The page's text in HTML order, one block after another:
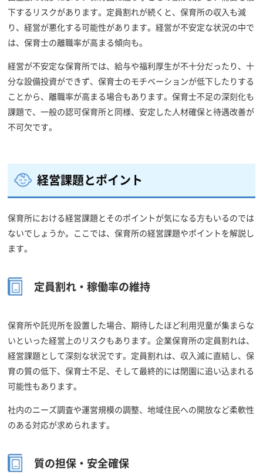
下するリスクがあります。定員割れが続くと、保育所の収入も減
り、経営が悪化する可能性があります。 経営が不安定な状況の中で
は、保育士の離職率が高まる傾向も。
経営が不安定な保育所では、給与や福利厚生が不十分だったり、十
分な設備投資ができず、保育士のモチベーションが低下したりする
ことから、離職率が高まる場合もあります。保育士不足の深刻化も
課題で、一般の認可保育所と同様、安定した人材確保と待遇改善が
不可欠です。
経営課題とポイント
保育所における経営課題とそのポイントが気になる方もいるのでは
ないでしょうか。ここでは、保育所の経営課題やポイントを解説し
ます。
定員割れ・稼働率の維持
保育所や託児所を設置した場合、期待したほど利用児童が集まらな
いといった経営上のリスクもあります。企業保育所の定員割れは、
経営課題として深刻な状況です。定員割れは、収入減に直結し、保
育の質の低下、保育士不足、そして最終的には閉園に追い込まれる
可能性もあります。
社内のニーズ調査や運営規模の調整、地域住民への開放など柔軟性
のある対応が求められます。
質の担保・安全確保